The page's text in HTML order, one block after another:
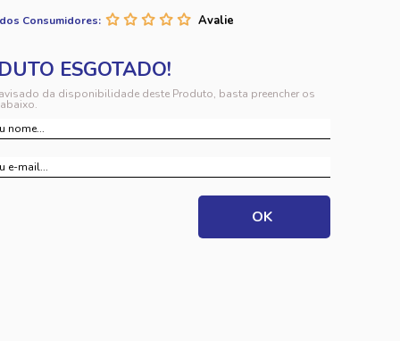
Consumidores:
da disponibilidade deste Produto, basta preencher os